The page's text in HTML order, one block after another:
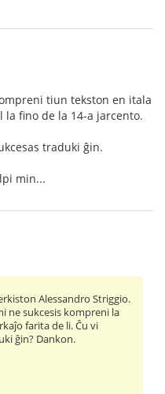
tiun tekston en itala
la fino de la 14-a jarcento.
traduki ĝin.
min...
Alessandro Striggio.
ne sukcesis kompreni la
farita de li. Ĉu vi
ĝin? Dankon.